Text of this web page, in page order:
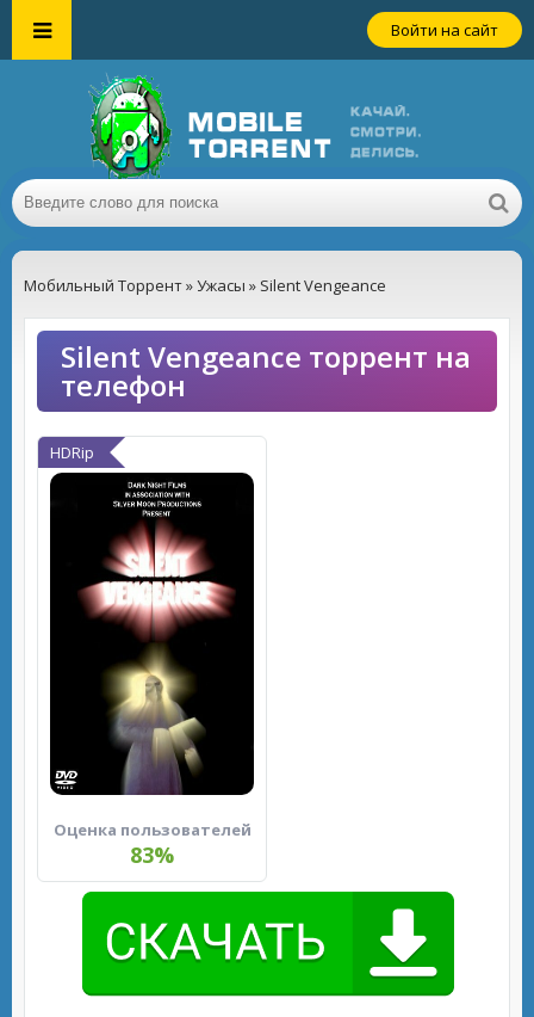
Войти на сайт
Мобильный Торрент»Ужасы » Silent Vengeance
Silent Vengeance торрент на
телефон
HDRip
Оценка пользователей
83%